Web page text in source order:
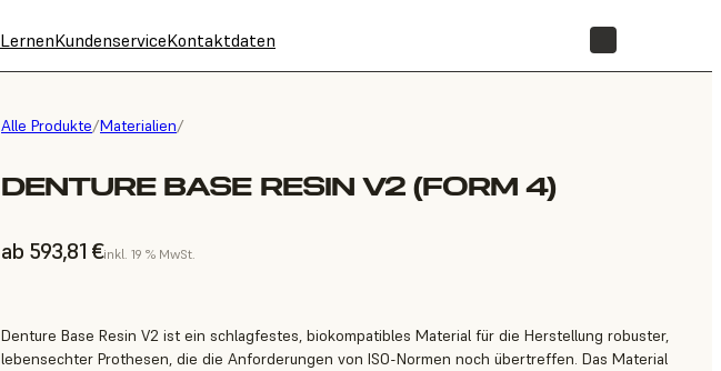
LernenKundenserviceKontaktdaten
Alle Produkte/Materialien/
DENTURE BASE RESIN V2 (FORM 4)
ab 593,81 €inkl. 19 % MwSt.
Denture Base Resin V2 ist ein schlagfestes, biokompatibles Material für die Herstellung robuster,
lebensechter Prothesen, die die Anforderungen von ISO-Normen noch übertreffen. Das Material